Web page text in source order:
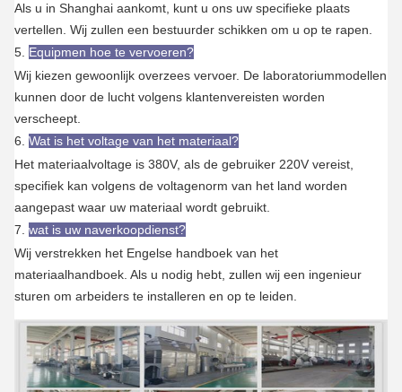
Als u in Shanghai aankomt, kunt u ons uw specifieke plaats
vertellen. Wij zullen een bestuurder schikken om u op te rapen.
5. Equipmen hoe te vervoeren?
Wij kiezen gewoonlijk overzees vervoer. De laboratoriummodellen
kunnen door de lucht volgens klantenvereisten worden
verscheept.
6. Wat is het voltage van het materiaal?
Het materiaalvoltage is 380V, als de gebruiker 220V vereist,
specifiek kan volgens de voltagenorm van het land worden
aangepast waar uw materiaal wordt gebruikt.
7. wat is uw naverkoopdienst?
Wij verstrekken het Engelse handboek van het
materiaalhandboek. Als u nodig hebt, zullen wij een ingenieur
sturen om arbeiders te installeren en op te leiden.